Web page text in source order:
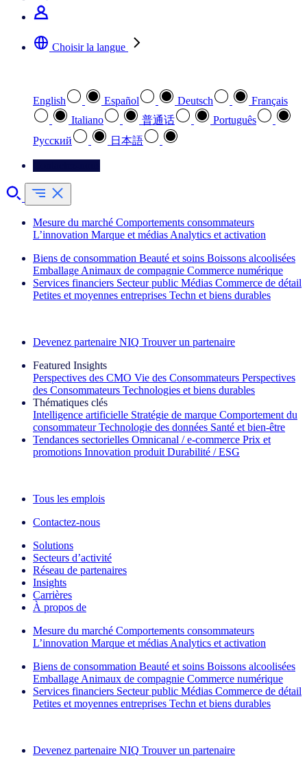
Choisir la langue
English Español Deutsch
Français
Italiano
普通话
Português
Pусский
日本語
Mesure du marché Comportements consommateurs
L’innovation Marque et médias Analytics et activation
Biens de consommation Beauté et soins Boissons alcoolisées
Emballage Animaux de compagnie Commerce numérique
Services financiers Secteur public Médias Commerce de détail
Petites et moyennes entreprises Techn et biens durables
Devenez partenaire NIQ Trouver un partenaire
Featured Insights
Perspectives des CMO Vie des Consommateurs Perspectives
des Consommateurs Technologies et biens durables
Thématiques clés
Intelligence artificielle Stratégie de marque Comportement du
consommateur Technologie des données Santé et bien‑être
Tendances sectorielles Omnicanal / e‑commerce Prix et
promotions Innovation produit Durabilité / ESG
Tous les emplois
Contactez-nous
Solutions
Secteurs d’activité
Réseau de partenaires
Insights
Carrières
À propos de
Mesure du marché Comportements consommateurs
L’innovation Marque et médias Analytics et activation
Biens de consommation Beauté et soins Boissons alcoolisées
Emballage Animaux de compagnie Commerce numérique
Services financiers Secteur public Médias Commerce de détail
Petites et moyennes entreprises Techn et biens durables
Devenez partenaire NIQ Trouver un partenaire